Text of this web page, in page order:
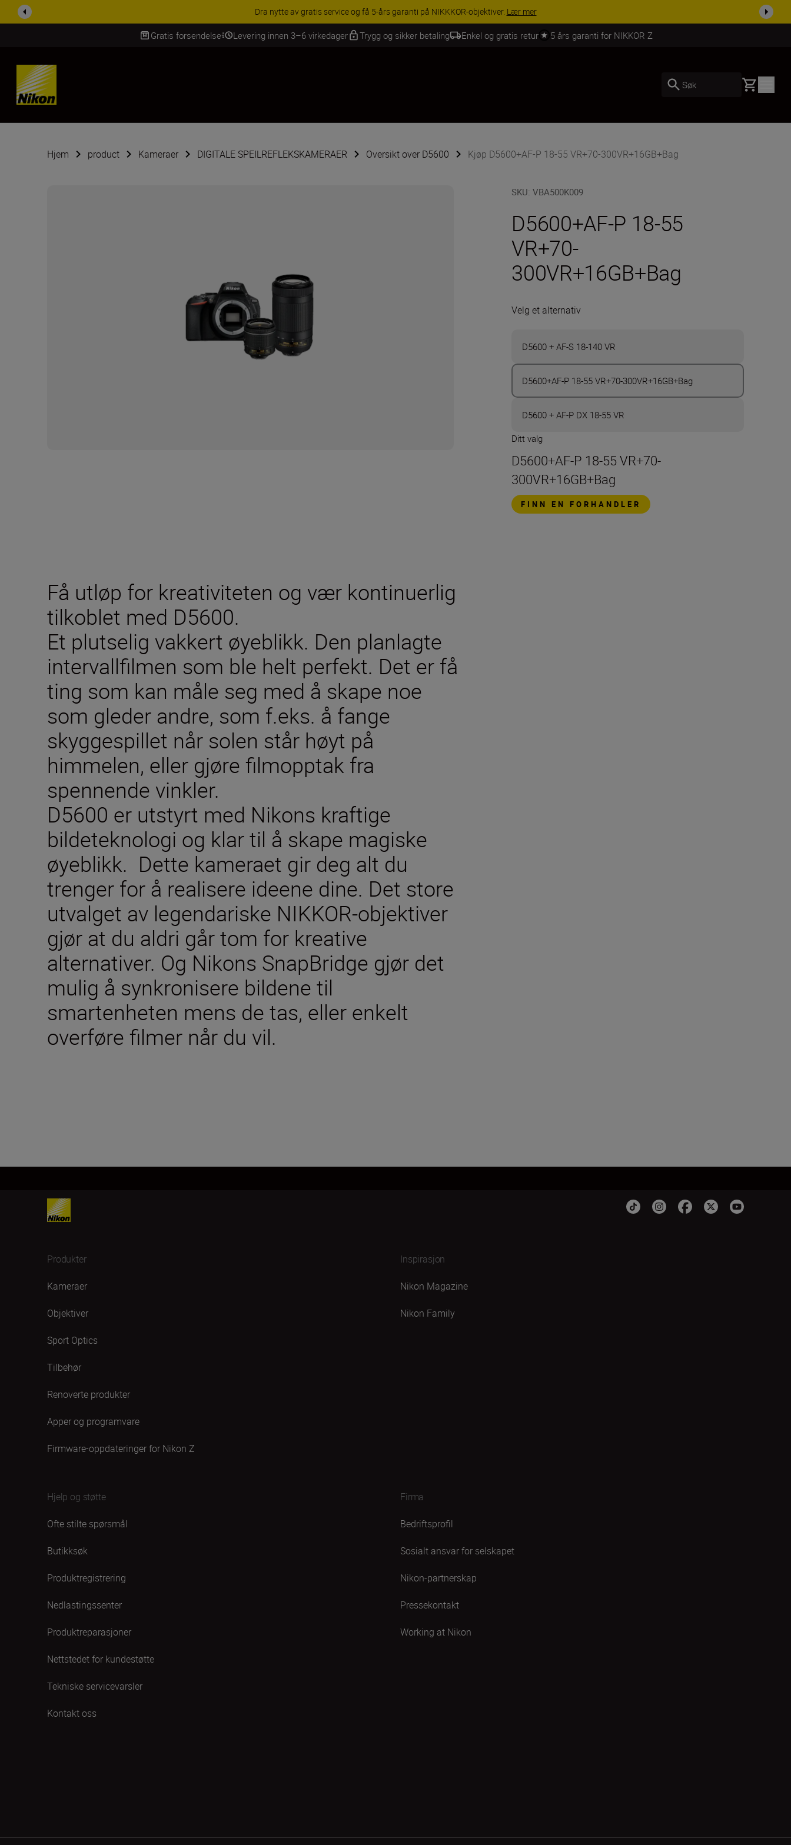
ACCESSORY SAVINGS | Få 15 % rabatt på utvalgt tilbehør, gjør fotoutstyret komplett i dag.
Gratis forsendelse Levering innen 3–6 virkedager Trygg og sikker betaling Enkel og gratis retur 5 års garanti for NIKKOR Z
Skip Content
Søk Basket
Hjem product Kameraer DIGITALE SPEILREFLEKSKAMERAER Oversikt over D5600 Kjøp D5600+AF-P 18-55 VR+70-300VR+16GB+Bag
SKU:VBA500K009
D5600+AF-P 18-55
VR+70-
300VR+16GB+Bag
Velg et alternativ
D5600 + AF-S 18-140 VR
D5600+AF-P 18-55 VR+70-300VR+16GB+Bag
D5600 + AF-P DX 18-55 VR
Ditt valg
D5600+AF-P 18-55 VR+70-
300VR+16GB+Bag
FINN EN FORHANDLER
Få utløp for kreativiteten og vær kontinuerlig
tilkoblet med D5600.
Et plutselig vakkert øyeblikk. Den planlagte
intervallfilmen som ble helt perfekt. Det er få
ting som kan måle seg med å skape noe
som gleder andre, som f.eks. å fange
skyggespillet når solen står høyt på
himmelen, eller gjøre filmopptak fra
spennende vinkler.
D5600 er utstyrt med Nikons kraftige
bildeteknologi og klar til å skape magiske
øyeblikk. Dette kameraet gir deg alt du
trenger for å realisere ideene dine. Det store
utvalget av legendariske NIKKOR-objektiver
gjør at du aldri går tom for kreative
alternativer. Og Nikons SnapBridge gjør det
mulig å synkronisere bildene til
smartenheten mens de tas, eller enkelt
overføre filmer når du vil.
Produkter
Kameraer
Objektiver
Sport Optics
Tilbehør
Renoverte produkter
Apper og programvare
Firmware-oppdateringer for Nikon Z
Inspirasjon
Nikon Magazine
Nikon Family
Hjelp og støtte
Ofte stilte spørsmål
Butikksøk
Produktregistrering
Nedlastingssenter
Produktreparasjoner
Nettstedet for kundestøtte
Tekniske servicevarsler
Kontakt oss
Firma
Bedriftsprofil
Sosialt ansvar for selskapet
Nikon-partnerskap
Pressekontakt
Working at Nikon